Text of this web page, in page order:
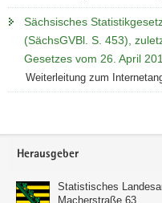
Sächsisches
(SächsGVBl. S. 453),
Gesetzes vom 26. April
Weiterleitung zum
Footer-
Herausgeber
Statistisches
Macherstraße 63